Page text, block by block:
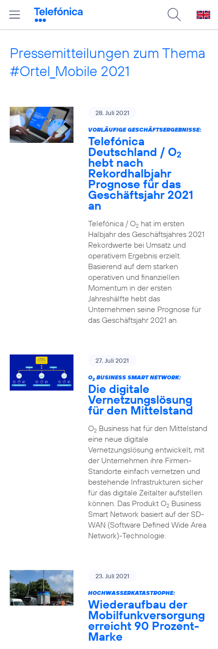
Pressemitteilungen zum Thema
#Ortel_Mobile 2021
28. Juli 2021
VORLÄUFIGE GESCHÄFTSERGEBNISSE:
Telefónica
Deutschland / O2
hebt nach
Rekordhalbjahr
Prognose für das
Geschäftsjahr 2021
an
Telefónica / O2hat im ersten
Halbjahr des Geschäftsjahres 2021
Rekordwerte bei Umsatz und
operativem Ergebnis erzielt.
Basierend auf dem starken
operativen und finanziellen
Momentum in der ersten
Jahreshälfte hebt das
Unternehmen seine Prognose für
das Geschäftsjahr 2021 an.
27. Juli 2021
O2BUSINESS SMART NETWORK:
Die digitale
Vernetzungslösung
für den Mittelstand
O2Business hat für den Mittelstand
eine neue digitale
Vernetzungslösung entwickelt, mit
der Unternehmen ihre Firmen-
Standorte einfach vernetzen und
bestehende Infrastrukturen sicher
für das digitale Zeitalter aufstellen
können. Das Produkt O2Business
Smart Network basiert auf der SD-
WAN (Software Defined Wide Area
Network)-Technologie.
23. Juli 2021
HOCHWASSERKATASTROPHE:
Wiederaufbau der
Mobilfunkversorgung
erreicht 90 Prozent-
Marke